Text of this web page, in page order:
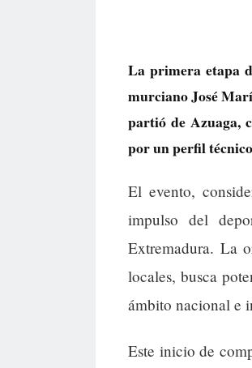
La primera etapa
murciano José
partió de Azuaga,
por un perfil
El evento,
impulso del
Extremadura. La
locales, busca
ámbito nacional e
Este inicio de